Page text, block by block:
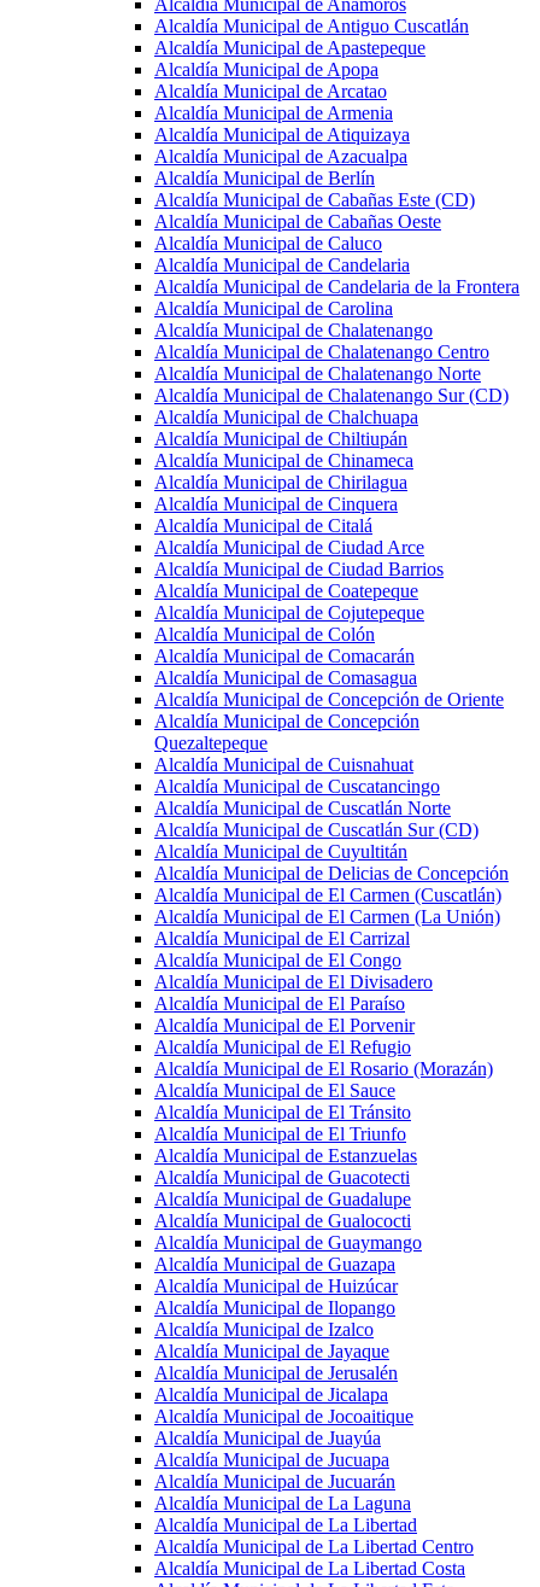
Alcaldía Municipal de Anamorós
Alcaldía Municipal de Antiguo Cuscatlán
Alcaldía Municipal de Apastepeque
Alcaldía Municipal de Apopa
Alcaldía Municipal de Arcatao
Alcaldía Municipal de Armenia
Alcaldía Municipal de Atiquizaya
Alcaldía Municipal de Azacualpa
Alcaldía Municipal de Berlín
Alcaldía Municipal de Cabañas Este (CD)
Alcaldía Municipal de Cabañas Oeste
Alcaldía Municipal de Caluco
Alcaldía Municipal de Candelaria
Alcaldía Municipal de Candelaria de la Frontera
Alcaldía Municipal de Carolina
Alcaldía Municipal de Chalatenango
Alcaldía Municipal de Chalatenango Centro
Alcaldía Municipal de Chalatenango Norte
Alcaldía Municipal de Chalatenango Sur (CD)
Alcaldía Municipal de Chalchuapa
Alcaldía Municipal de Chiltiupán
Alcaldía Municipal de Chinameca
Alcaldía Municipal de Chirilagua
Alcaldía Municipal de Cinquera
Alcaldía Municipal de Citalá
Alcaldía Municipal de Ciudad Arce
Alcaldía Municipal de Ciudad Barrios
Alcaldía Municipal de Coatepeque
Alcaldía Municipal de Cojutepeque
Alcaldía Municipal de Colón
Alcaldía Municipal de Comacarán
Alcaldía Municipal de Comasagua
Alcaldía Municipal de Concepción de Oriente
Alcaldía Municipal de Concepción
Quezaltepeque
Alcaldía Municipal de Cuisnahuat
Alcaldía Municipal de Cuscatancingo
Alcaldía Municipal de Cuscatlán Norte
Alcaldía Municipal de Cuscatlán Sur (CD)
Alcaldía Municipal de Cuyultitán
Alcaldía Municipal de Delicias de Concepción
Alcaldía Municipal de El Carmen (Cuscatlán)
Alcaldía Municipal de El Carmen (La Unión)
Alcaldía Municipal de El Carrizal
Alcaldía Municipal de El Congo
Alcaldía Municipal de El Divisadero
Alcaldía Municipal de El Paraíso
Alcaldía Municipal de El Porvenir
Alcaldía Municipal de El Refugio
Alcaldía Municipal de El Rosario (Morazán)
Alcaldía Municipal de El Sauce
Alcaldía Municipal de El Tránsito
Alcaldía Municipal de El Triunfo
Alcaldía Municipal de Estanzuelas
Alcaldía Municipal de Guacotecti
Alcaldía Municipal de Guadalupe
Alcaldía Municipal de Gualococti
Alcaldía Municipal de Guaymango
Alcaldía Municipal de Guazapa
Alcaldía Municipal de Huizúcar
Alcaldía Municipal de Ilopango
Alcaldía Municipal de Izalco
Alcaldía Municipal de Jayaque
Alcaldía Municipal de Jerusalén
Alcaldía Municipal de Jicalapa
Alcaldía Municipal de Jocoaitique
Alcaldía Municipal de Juayúa
Alcaldía Municipal de Jucuapa
Alcaldía Municipal de Jucuarán
Alcaldía Municipal de La Laguna
Alcaldía Municipal de La Libertad
Alcaldía Municipal de La Libertad Centro
Alcaldía Municipal de La Libertad Costa